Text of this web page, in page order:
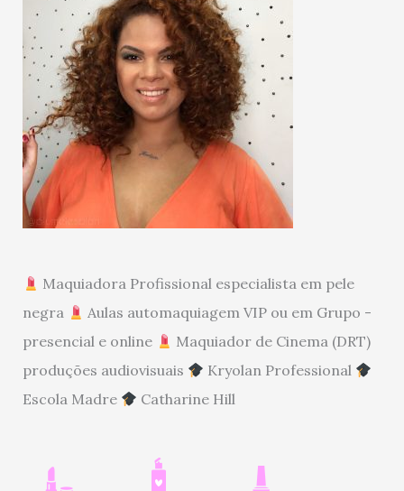
Maquiadora Profissional especialista em pele
negra
Aulas automaquiagem VIP ou em Grupo -
presencial e online
Maquiador de Cinema (DRT)
produções audiovisuais
Kryolan Professional
Escola Madre
Catharine Hill